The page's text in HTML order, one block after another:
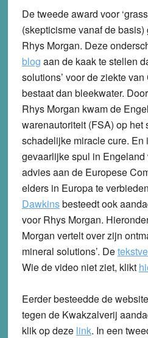
De tweede award voor
(skepticisme vanaf de
Rhys Morgan. Deze
blog aan de kaak te stellen
solutions’ voor de ziekte
bestaat dan bleekwater.
Rhys Morgan kwam de
warenautoriteit (FSA) op het
schadelijke miracle cure. En
gevaarlijke spul in
advies aan de Europese
elders in Europa te
Dawkinsbesteedt ook
voor Rhys Morgan.
Morgan vertelt over zijn
mineral solutions’. De
Wie de video niet ziet, klikt
Eerder besteedde de
tegen de Kwakzalverij
klik op deze link. In een